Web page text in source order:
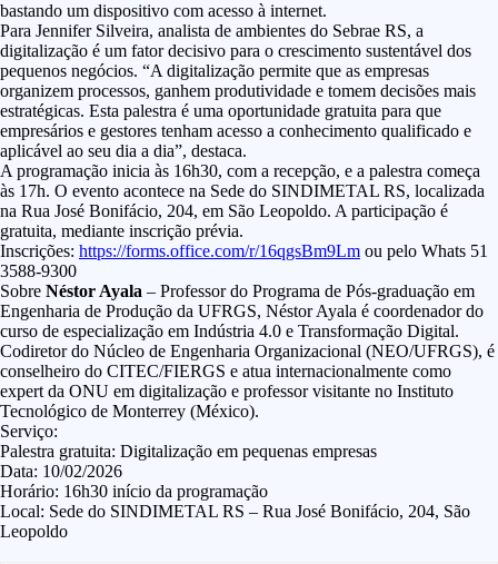
bastando um dispositivo com acesso à internet.
Para Jennifer Silveira, analista de ambientes do Sebrae RS, a
digitalização é um fator decisivo para o crescimento sustentável dos
pequenos negócios. “A digitalização permite que as empresas
organizem processos, ganhem produtividade e tomem decisões mais
estratégicas. Esta palestra é uma oportunidade gratuita para que
empresários e gestores tenham acesso a conhecimento qualificado e
aplicável ao seu dia a dia”, destaca.
A programação inicia às 16h30, com a recepção, e a palestra começa
às 17h. O evento acontece na Sede do SINDIMETAL RS, localizada
na Rua José Bonifácio, 204, em São Leopoldo. A participação é
gratuita, mediante inscrição prévia.
Inscrições: https://forms.office.com/r/16qgsBm9Lm ou pelo Whats 51
3588-9300
Sobre Néstor Ayala – Professor do Programa de Pós-graduação em
Engenharia de Produção da UFRGS, Néstor Ayala é coordenador do
curso de especialização em Indústria 4.0 e Transformação Digital.
Codiretor do Núcleo de Engenharia Organizacional (NEO/UFRGS), é
conselheiro do CITEC/FIERGS e atua internacionalmente como
expert da ONU em digitalização e professor visitante no Instituto
Tecnológico de Monterrey (México).
Serviço:
Palestra gratuita: Digitalização em pequenas empresas
Data: 10/02/2026
Horário: 16h30 início da programação
Local: Sede do SINDIMETAL RS – Rua José Bonifácio, 204, São
Leopoldo